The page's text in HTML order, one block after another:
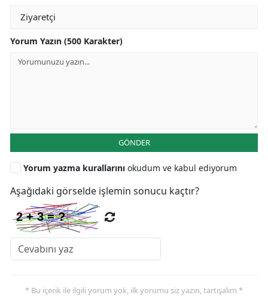
Yorum Yazın (500 Karakter)
GÖNDER
Yorum yazma kurallarını okudum ve kabul ediyorum
Aşağıdaki görselde işlemin sonucu kaçtır?
* Bu içerik ile ilgili yorum yok, ilk yorumu siz yazın, tartışalım *